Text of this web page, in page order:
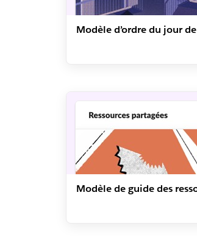
Modèle d’ordre du jour
Modèle de guide des